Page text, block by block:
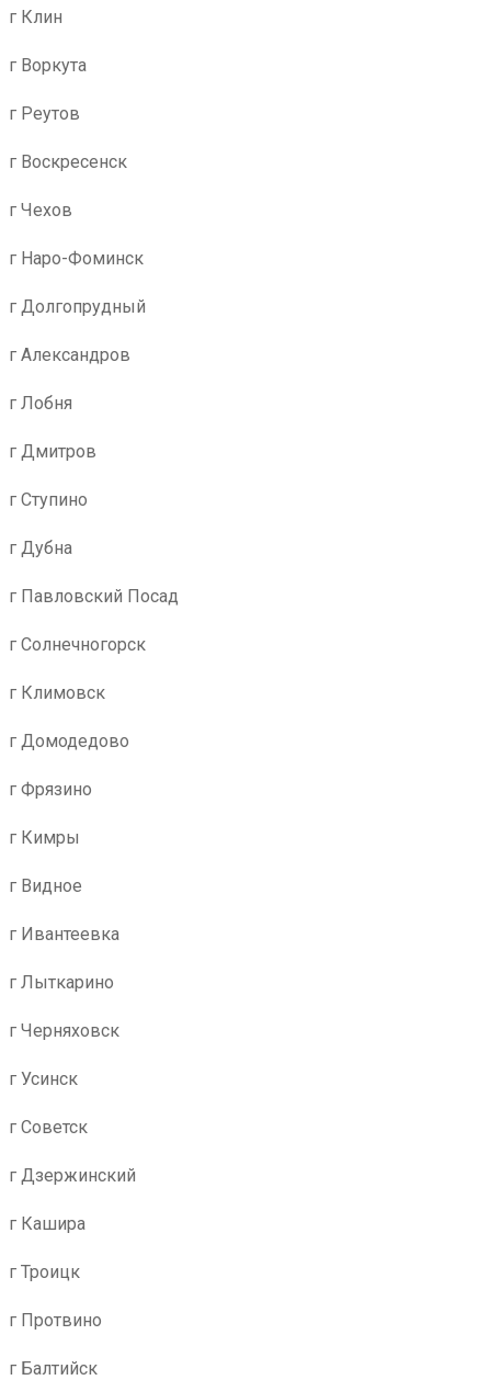
г Клин
г Воркута
г Реутов
г Воскресенск
г Чехов
г Наро-Фоминск
г Долгопрудный
г Александров
г Лобня
г Дмитров
г Ступино
г Дубна
г Павловский Посад
г Солнечногорск
г Климовск
г Домодедово
г Фрязино
г Кимры
г Видное
г Ивантеевка
г Лыткарино
г Черняховск
г Усинск
г Советск
г Дзержинский
г Кашира
г Троицк
г Протвино
г Балтийск